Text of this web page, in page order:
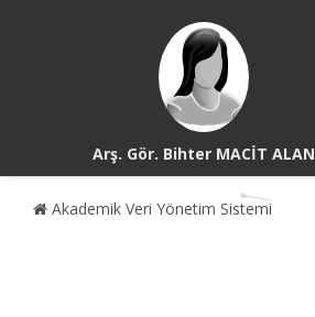
Arş. Gör. Bihter MACİT ALAN
Akademik Veri Yönetim Sistemi